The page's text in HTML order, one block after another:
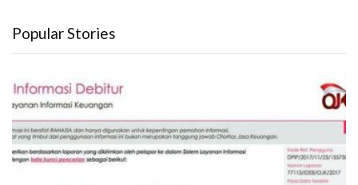
Popular Stories